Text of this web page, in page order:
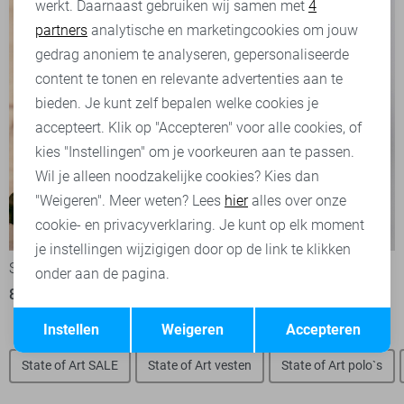
-50%
State of Art Overhemd
89,95
-30%
State of Art SALE State of Art vesten State of Art polo`s
Analytische cookies
Marketing cookies
Terug Opslaan
werkt. Daarnaast gebruiken wij samen met 4
partners analytische en marketingcookies om jouw
gedrag anoniem te analyseren, gepersonaliseerde
content te tonen en relevante advertenties aan te
bieden. Je kunt zelf bepalen welke cookies je
accepteert. Klik op "Accepteren" voor alle cookies, of
kies "Instellingen" om je voorkeuren aan te passen.
Wil je alleen noodzakelijke cookies? Kies dan
"Weigeren". Meer weten? Lees hieralles over onze
cookie- en privacyverklaring. Je kunt op elk moment
je instellingen wijzigigen door op de link te klikken
onder aan de pagina.
Accepteren
Weigeren
Instellen